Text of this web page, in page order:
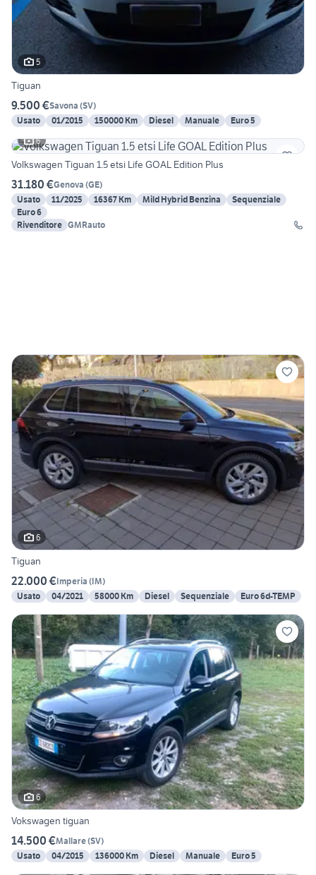
5
Tiguan
9.500 €Savona (SV)
Usato
01/2015 150000 Km Diesel Manuale
Euro 5
6
Volkswagen Tiguan 1.5 etsi Life GOAL Edition Plus
31.180 €Genova (GE)
Usato
11/2025 16367 Km Mild Hybrid Benzina
Sequenziale
Euro 6
Rivenditore GMRauto
6
Tiguan
22.000 €Imperia (IM)
Usato
04/2021 58000 Km Diesel Sequenziale Euro 6d-TEMP
6
Vokswagen tiguan
14.500 €Mallare(SV)
Usato
04/2015 136000 Km Diesel Manuale Euro 5